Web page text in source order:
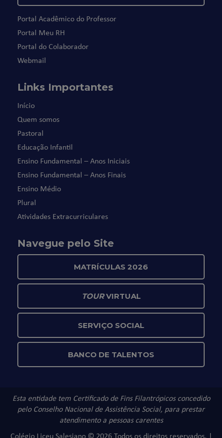
Portal Acadêmico do Professor
Portal Meu RH
Portal do Colaborador
Webmail
Links Importantes
Início
Quem somos
Pastoral
Educação Infantil
Ensino Fundamental – Anos Iniciais
Ensino Fundamental – Anos Finais
Ensino Médio
Plural
Atividades Extracurriculares
Navegue pelo Site
MATRÍCULAS 2026
TOURVIRTUAL
SERVIÇO SOCIAL
BANCO DE TALENTOS
Esta entidade tem Certificado de Fins Filantrópicos concedido
pelo Conselho Nacional de Assistência Social, para prestar
atendimento a pessoas carentes
Colégio Liceu Salesiano © 2026 Todos os direitos reservados. |